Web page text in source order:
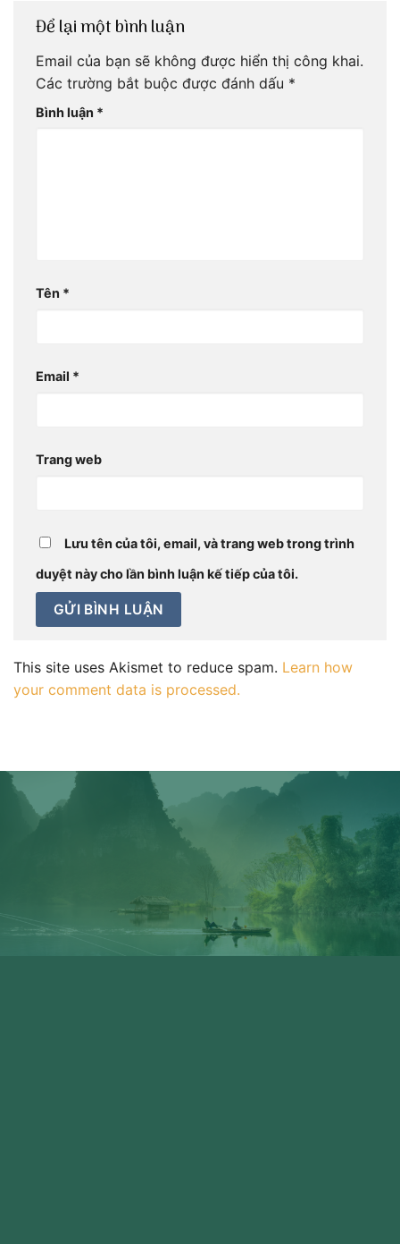
Để lại một bình luận
Email của bạn sẽ không được hiển thị công khai.
Các trường bắt buộc được đánh dấu *
Bình luận *
Tên *
Email *
Trang web
Lưu tên của tôi, email, và trang web trong trình
duyệt này cho lần bình luận kế tiếp của tôi.
This site uses Akismet to reduce spam. Learn how
your comment data is processed.